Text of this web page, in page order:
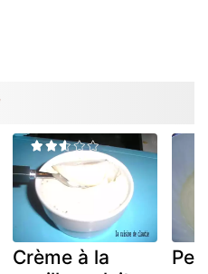
Crème à la